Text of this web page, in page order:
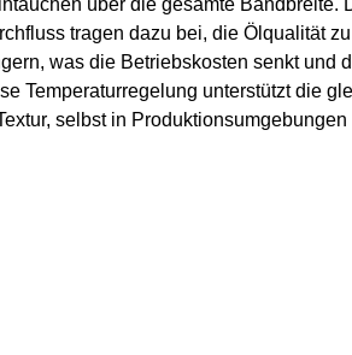
tragen dazu bei, die Ölqualität
was die Betriebskosten senkt und
Temperaturregelung unterstützt die
selbst in